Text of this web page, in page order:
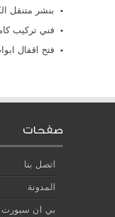
بنشر متنقل
فني تركيب
فتح اقفال
صفحات
اتصل بنا
المدونة